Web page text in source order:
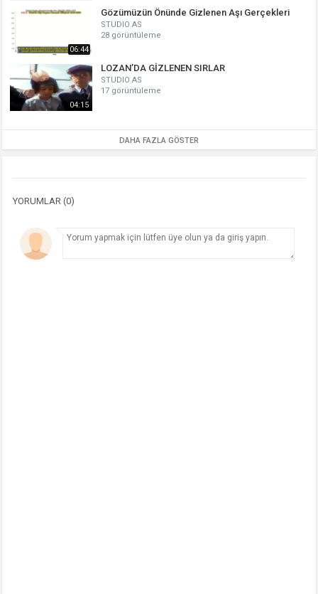
06:44
Gözümüzün Önünde Gizlenen Aşı Gerçekleri
STUDIO AS
28 görüntüleme
04:15
LOZAN’DA GİZLENEN SIRLAR
STUDIO AS
17 görüntüleme
DAHA FAZLA GÖSTER
YORUMLAR (0)